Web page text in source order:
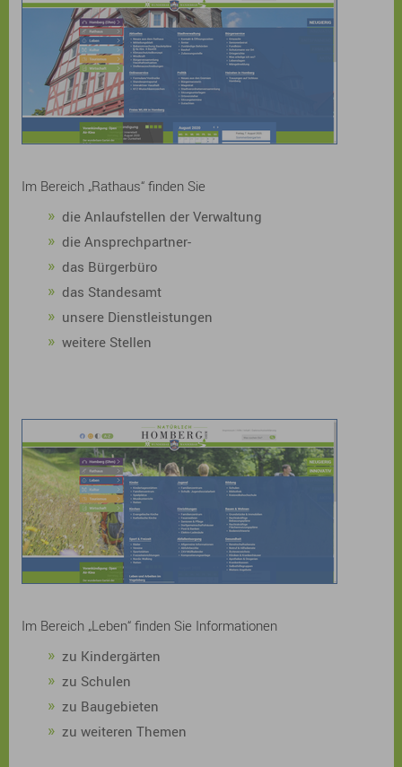
Im Bereich „Rathaus“ finden Sie
die Anlaufstellen der Verwaltung
die Ansprechpartner-
das Bürgerbüro
das Standesamt
unsere Dienstleistungen
weitere Stellen
Im Bereich „Leben“ finden Sie Informationen
zu Kindergärten
zu Schulen
zu Baugebieten
zu weiteren Themen